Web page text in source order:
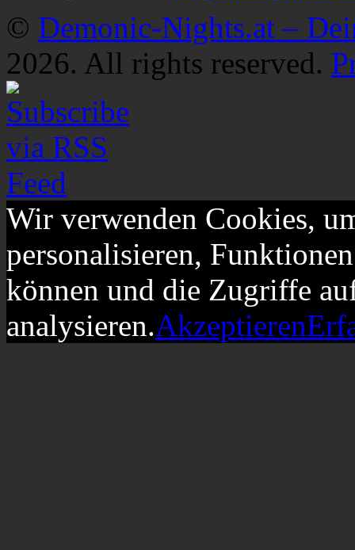
© Demonic-Nights.at –
2026. All rights reserved.
Wir verwenden Cookies,
personalisieren,
können und die Zugriffe
analysieren.Akzeptieren